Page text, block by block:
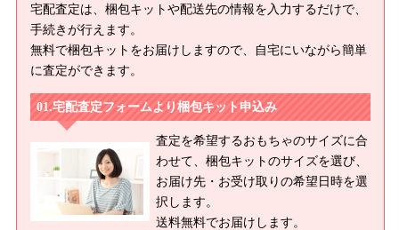
宅配査定は、梱包キットや配送先の情報を入力するだけで、
手続きが行えます。
無料で梱包キットをお届けしますので、自宅にいながら簡単
に査定ができます。
宅配査定フォームより梱包キット申込み
査定を希望するおもちゃのサイズに合
わせて、梱包キットのサイズを選び、
お届け先・お受け取りの希望日時を選
択します。
送料無料でお届けします。